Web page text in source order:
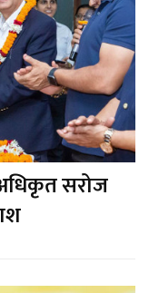
सरोज